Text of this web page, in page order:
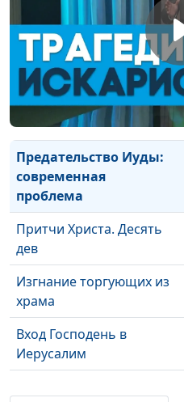
Путь на Голгофу.
Распятие Христа
Да будет воля Твоя
Предательство Иуды:
современная
проблема
Притчи Христа. Десять
дев
Изгнание торгующих из
храма
Вход Господень в
Иерусалим